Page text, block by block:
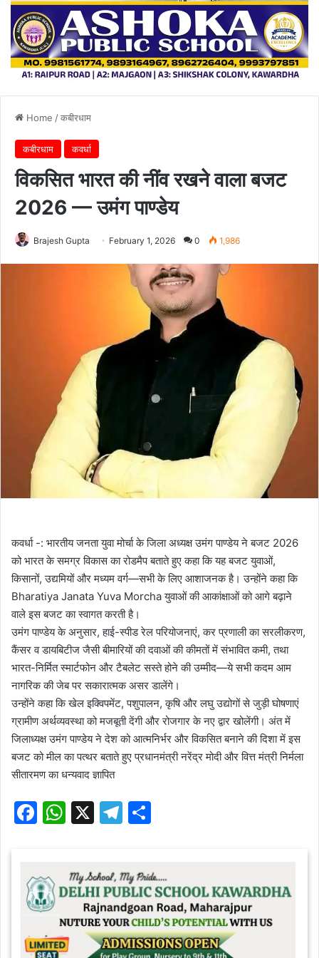
Home /कबीरधाम
कबीरधाम कवर्धा
विकसित भारत की नींव रखने वाला बजट
2026 — उमंग पाण्डेय
Brajesh Gupta February 1, 2026 0 1,986
कवर्धा -: भारतीय जनता युवा मोर्चा के जिला अध्यक्ष उमंग पाण्डेय ने बजट 2026
को भारत के समग्र विकास का रोडमैप बताते हुए कहा कि यह बजट युवाओं,
किसानों, उद्यमियों और मध्यम वर्ग—सभी के लिए आशाजनक है। उन्होंने कहा कि
Bharatiya Janata Yuva Morcha युवाओं की आकांक्षाओं को आगे बढ़ाने
वाले इस बजट का स्वागत करती है।
उमंग पाण्डेय के अनुसार, हाई-स्पीड रेल परियोजनाएं, कर प्रणाली का सरलीकरण,
कैंसर व डायबिटीज जैसी बीमारियों की दवाओं की कीमतों में संभावित कमी, तथा
भारत-निर्मित स्मार्टफोन और टैबलेट सस्ते होने की उम्मीद—ये सभी कदम आम
नागरिक की जेब पर सकारात्मक असर डालेंगे।
उन्होंने कहा कि खेल इक्विपमेंट, पशुपालन, कृषि और लघु उद्योगों से जुड़ी घोषणाएं
ग्रामीण अर्थव्यवस्था को मजबूती देंगी और रोजगार के नए द्वार खोलेंगी। अंत में
जिलाध्यक्ष उमंग पाण्डेय ने देश को आत्मनिर्भर और विकसित बनाने की दिशा में इस
बजट को मील का पत्थर बताते हुए प्रधानमंत्री नरेंद्र मोदी और वित्त मंत्री निर्मला
सीतारमण का धन्यवाद ज्ञापित
F
e
b
o
W
s
A
p
p
X
T
gr
a
m
e